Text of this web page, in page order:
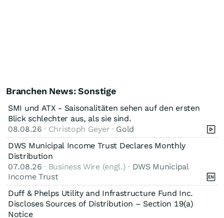
Branchen News: Sonstige
SMI und ATX - Saisonalitäten sehen auf den ersten
Blick schlechter aus, als sie sind.
08.08.26 · Christoph Geyer · Gold
DWS Municipal Income Trust Declares Monthly
Distribution
07.08.26 · Business Wire (engl.) · DWS Municipal
Income Trust
Duff & Phelps Utility and Infrastructure Fund Inc.
Discloses Sources of Distribution – Section 19(a)
Notice